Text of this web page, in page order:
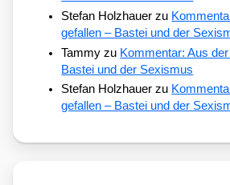
Stefan Holzhauer zu
gefallen – Bastei und der
Tammy zu Kommentar: Aus
Bastei und der Sexismus
Stefan Holzhauer zu
gefallen – Bastei und der